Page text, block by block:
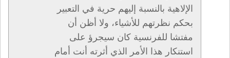
الإلاهية بالنسبة إليهم حرية في التعبير
بحكم نظرتهم للأشياء، ولا أظن أن
مفتشا للفرنسية كان سيجرؤ على
استنكار هذا الأمر الذي أثرته أنت أمام